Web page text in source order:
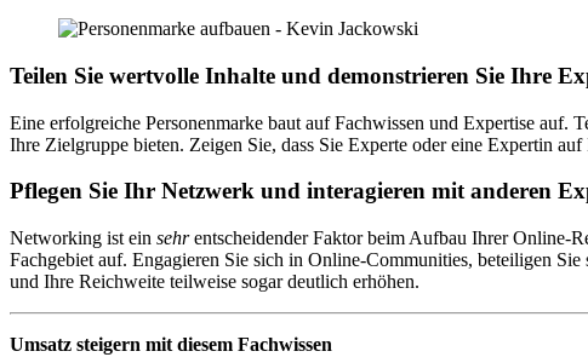
Teilen Sie wertvolle Inhalte und demonstrieren Sie Ihre
Eine erfolgreiche Personenmarke baut auf Fachwissen und Expertise
Ihre Zielgruppe bieten. Zeigen Sie, dass Sie Experte oder eine Expertin
Pflegen Sie Ihr Netzwerk und interagieren mit anderen
Networking ist ein sehrentscheidender Faktor beim Aufbau Ihrer Online-
Fachgebiet auf. Engagieren Sie sich in Online-Communities, beteiligen
und Ihre Reichweite teilweise sogar deutlich erhöhen.
Umsatz steigern mit diesem Fachwissen